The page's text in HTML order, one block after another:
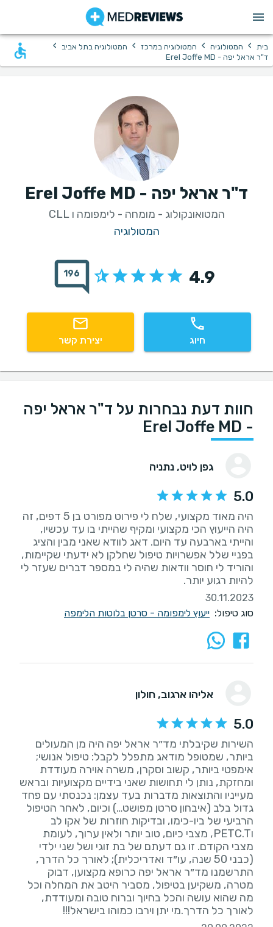
בית › המטולוגיה › המטולוגיה במרכז › המטולוגיה בתל אביב ›
ד"ר אראל יפה - Erel Joffe MD
ד"ר אראל יפה - Erel Joffe MD
המטואונקולוג - מומחה - לימפומה ו CLL
המטולוגיה
4.9
196
חיוג יצירת קשר
חוות דעת נבחרות על ד"ר אראל יפה
- Erel Joffe MD
גפן לויט, נתניה
5.0
היה מאוד מקצועי, שלח לי פירוט מפורט בן 5 דפים, זה
היה הייעוץ הכי מקצועי ומקיף שהייתי בו עד עכשיו,
והייתי בארבעה עד היום. דאג לוודא שאני מבין והציג
בפניי שלל אפשרויות טיפול שחלקן לא ידעתי שקיימות,
והוריד לי חוסר וודאות שהיה לי במספר דברים שעזר לי
להיות רגוע יותר.
30.11.2023
סוג טיפול: ייעוץ לימפומה - סרטן בלוטות הלימפה
אליהו ארגוב, חולון
5.0
השירות שקיבלתי מד״ר אראל יפה היה מן המעולים
ביותר, שמטופל מודאג מתפלל לקבל: טיפול אנושי;
אימפטי ביותר, קשוב וסקרן, משרה אוירה מעודדת
ומחזקת, נותן לי תחושות שאני בידיים מקצועיות ובראש
מעייניו והתוצאות מדברות בעד עצמן: נכנסתי עם פחד
גדול בלב (איבחון סרטן מפושט…) וכיום, לאחר הטיפול
הרביעי של ביו-כימו, ובדיקות חוזרות של אקו לב
וPETC.T, מצבי כיום, טוב יותר ולאין ערוך, לעומת
מצבי הקודם. זו גם דעתם של בת זוגי ושל שני ילדי
(כבני 50 שנה, עו״ד ואדריכלית); לאורך כל הדרך,
התרשמנו מד״ר אראל יפה כרופא מקצוען, דבוק
מטרה, משקיען בטיפול, מסביר היטב את המחלה וכל
מה שהוא עושה והכל בחיוך וברוח טובה ומעודדת,
לאורך כל הדרך.מי יתן וירבו כמוהו בישראל!!!